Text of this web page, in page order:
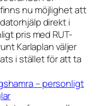
nu möjlighet att
direkt i
pris med RUT-
Karlaplan väljer
i stället för att ta
– personligt